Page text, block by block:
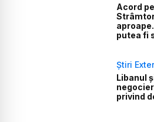
Acord
putea fi
Știri
Libanul
privind